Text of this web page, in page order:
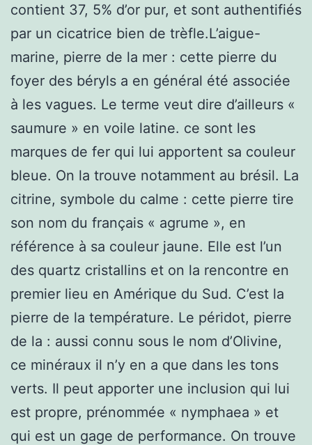
contient 37, 5% d’or pur, et sont authentifiés
par un cicatrice bien de trèfle.L’aigue-
marine, pierre de la mer : cette pierre du
foyer des béryls a en général été associée
à les vagues. Le terme veut dire d’ailleurs «
saumure » en voile latine. ce sont les
marques de fer qui lui apportent sa couleur
bleue. On la trouve notamment au brésil. La
citrine, symbole du calme : cette pierre tire
son nom du français « agrume », en
référence à sa couleur jaune. Elle est l’un
des quartz cristallins et on la rencontre en
premier lieu en Amérique du Sud. C’est la
pierre de la température. Le péridot, pierre
de la : aussi connu sous le nom d’Olivine,
ce minéraux il n’y en a que dans les tons
verts. Il peut apporter une inclusion qui lui
est propre, prénommée « nymphaea » et
qui est un gage de performance. On trouve